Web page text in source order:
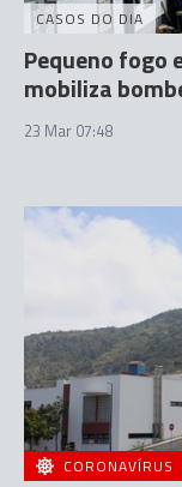
CASOS DO DIA
Pequeno fogo
mobiliza
23 Mar 07:48
CORONAVÍRUS